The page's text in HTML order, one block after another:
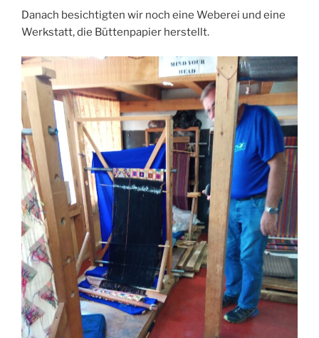
Danach besichtigten wir noch eine Weberei und eine
Werkstatt, die Büttenpapier herstellt.